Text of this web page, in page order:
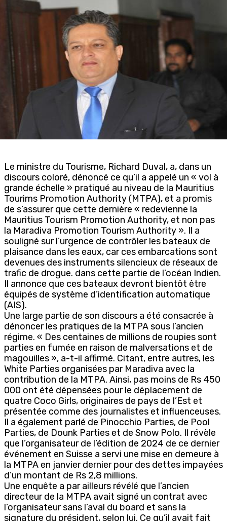
Le ministre du Tourisme, Richard Duval, a, dans un
discours coloré, dénoncé ce qu’il a appelé un « vol à
grande échelle » pratiqué au niveau de la Mauritius
Tourims Promotion Authority (MTPA), et a promis
de s’assurer que cette dernière « redevienne la
Mauritius Tourism Promotion Authority, et non pas
la Maradiva Promotion Tourism Authority ». Il a
souligné sur l’urgence de contrôler les bateaux de
plaisance dans les eaux, car ces embarcations sont
devenues des instruments silencieux de réseaux de
trafic de drogue. dans cette partie de l’océan Indien.
Il annonce que ces bateaux devront bientôt être
équipés de système d’identification automatique
(AIS).
Une large partie de son discours a été consacrée à
dénoncer les pratiques de la MTPA sous l’ancien
régime. « Des centaines de millions de roupies sont
parties en fumée en raison de malversations et de
magouilles », a-t-il affirmé. Citant, entre autres, les
White Parties organisées par Maradiva avec la
contribution de la MTPA. Ainsi, pas moins de Rs 450
000 ont été dépensées pour le déplacement de
quatre Coco Girls, originaires de pays de l’Est et
présentée comme des journalistes et influenceuses.
Il a également parlé de Pinocchio Parties, de Pool
Parties, de Dounk Parties et de Snow Polo. Il révèle
que l’organisateur de l’édition de 2024 de ce dernier
événement en Suisse a servi une mise en demeure à
la MTPA en janvier dernier pour des dettes impayées
d’un montant de Rs 2,8 millions.
Une enquête a par ailleurs révélé que l’ancien
directeur de la MTPA avait signé un contrat avec
l’organisateur sans l’aval du board et sans la
signature du président, selon lui. Ce qu’il avait fait